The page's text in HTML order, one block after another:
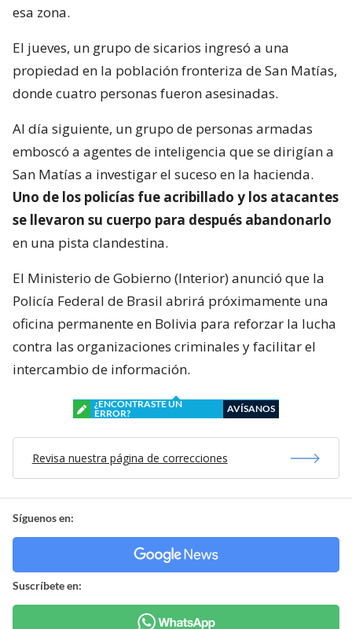
esa zona.
El jueves, un grupo de sicarios ingresó a una
propiedad en la población fronteriza de San Matías,
donde cuatro personas fueron asesinadas.
Al día siguiente, un grupo de personas armadas
emboscó a agentes de inteligencia que se dirigían a
San Matías a investigar el suceso en la hacienda.
Uno de los policías fue acribillado y los atacantes
se llevaron su cuerpo para después abandonarlo
en una pista clandestina.
El Ministerio de Gobierno (Interior) anunció que la
Policía Federal de Brasil abrirá próximamente una
oficina permanente en Bolivia para reforzar la lucha
contra las organizaciones criminales y facilitar el
intercambio de información.
¿ENCONTRASTE UN
ERROR?
AVÍSANOS
Revisa nuestra página de correcciones
Síguenos en:
Suscríbete en: